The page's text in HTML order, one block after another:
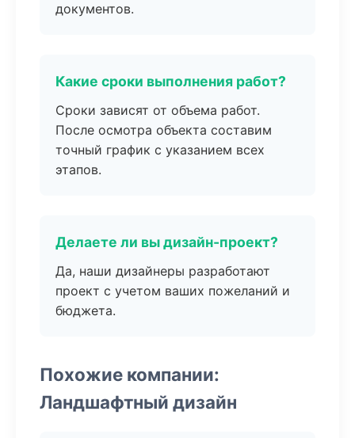
документов.
Какие сроки выполнения работ?
Сроки зависят от объема работ.
После осмотра объекта составим
точный график с указанием всех
этапов.
Делаете ли вы дизайн-проект?
Да, наши дизайнеры разработают
проект с учетом ваших пожеланий и
бюджета.
Похожие компании:
Ландшафтный дизайн